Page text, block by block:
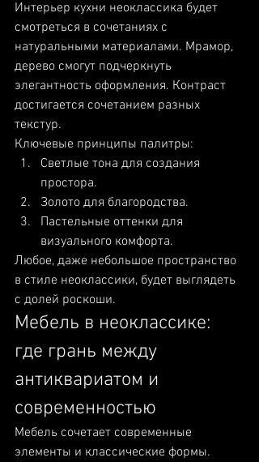
Интерьер кухни неоклассика будет
смотреться в сочетаниях с
натуральными материалами. Мрамор,
дерево смогут подчеркнуть
элегантность оформления. Контраст
достигается сочетанием разных
текстур.
Ключевые принципы палитры:
Светлые тона для создания
простора.
Золото для благородства.
Пастельные оттенки для
визуального комфорта.
Любое, даже небольшое пространство
в стиле неоклассики, будет выглядеть
с долей роскоши.
Мебель в неоклассике:
где грань между
антиквариатом и
современностью
Мебель сочетает современные
элементы и классические формы.